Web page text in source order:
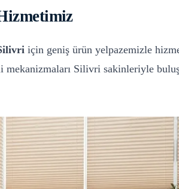
için geniş ürün yelpazemizle
Silivri sakinleriyle